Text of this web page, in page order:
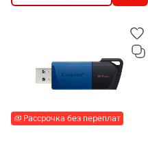
Рассрочка без переплат